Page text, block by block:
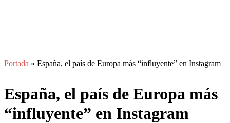
Portada » España, el país de Europa más “influyente” en Instagram
España, el país de Europa más
“influyente” en Instagram